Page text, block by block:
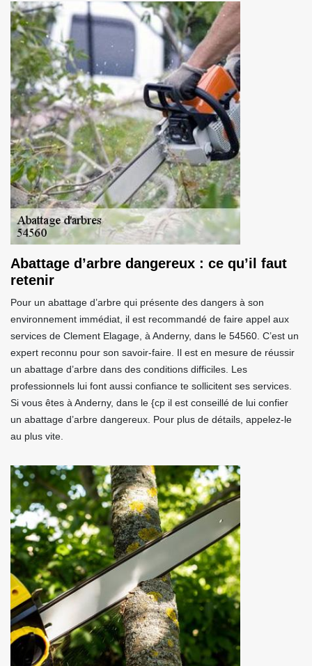
Abattage d’arbre dangereux : ce qu’il faut
retenir
Pour un abattage d’arbre qui présente des dangers à son
environnement immédiat, il est recommandé de faire appel aux
services de Clement Elagage, à Anderny, dans le 54560. C’est un
expert reconnu pour son savoir-faire. Il est en mesure de réussir
un abattage d’arbre dans des conditions difficiles. Les
professionnels lui font aussi confiance te sollicitent ses services.
Si vous êtes à Anderny, dans le {cp il est conseillé de lui confier
un abattage d’arbre dangereux. Pour plus de détails, appelez-le
au plus vite.